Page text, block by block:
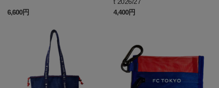
6,600円
4,400円